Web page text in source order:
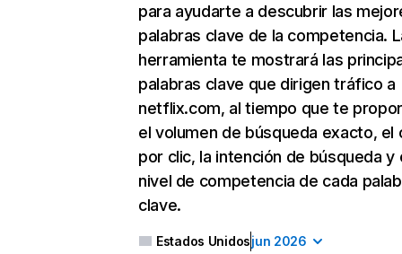
para ayudarte a descubrir las
palabras clave de la competencia.
herramienta te mostrará las
palabras clave que dirigen tráfico a
netflix.com, al tiempo que te
el volumen de búsqueda exacto, el
por clic, la intención de búsqueda y
nivel de competencia de cada
clave.
Estados Unidosjun 2026